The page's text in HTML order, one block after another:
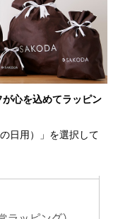
心を込めてラッピン
日用）」を選択して